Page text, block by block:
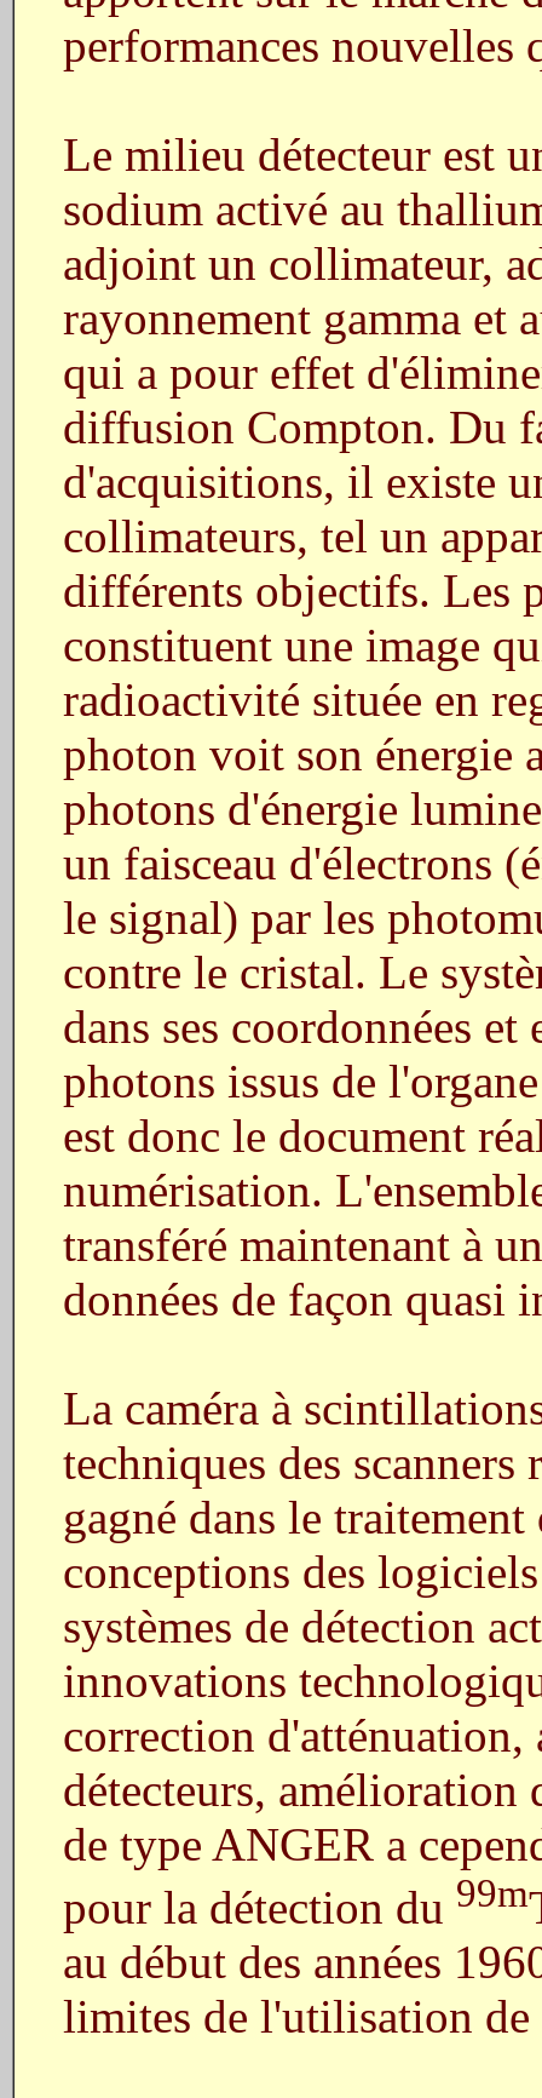
performances nouvelles
Le milieu détecteur est
sodium activé au
adjoint un collimateur,
rayonnement gamma et
qui a pour effet
diffusion Compton. Du
d'acquisitions, il existe
collimateurs, tel un
différents objectifs. Les
constituent une image
radioactivité située en
photon voit son énergie
photons d'énergie
un faisceau d'électrons
le signal) par les
contre le cristal. Le
dans ses coordonnées
photons issus de
est donc le document
numérisation.
transféré maintenant à
données de façon quasi
La caméra à
techniques des
gagné dans le traitement
conceptions des
systèmes de détection
innovations
correction
détecteurs, amélioration
de type ANGER a
pour la détection du 99m
au début des années
limites de l'utilisation de